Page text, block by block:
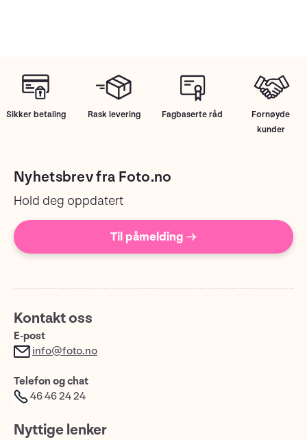
Sikker betaling Rask levering Fagbaserte råd
Fornøyde
kunder
Nyhetsbrev fra Foto.no
Hold deg oppdatert
Til påmelding →
Kontakt oss
E-post
info@foto.no
Telefon og chat
46 46 24 24
Nyttige lenker